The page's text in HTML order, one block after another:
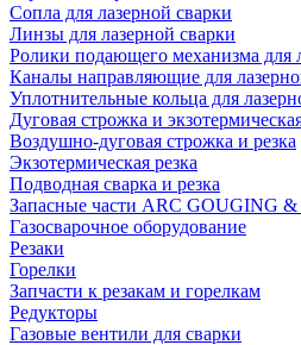
Сопла для лазерной сварки
Линзы для лазерной сварки
Ролики подающего механизма для
Каналы направляющие для
Уплотнительные кольца для
Дуговая строжка и
Воздушно-дуговая строжка и резка
Экзотермическая резка
Подводная сварка и резка
Запасные части ARC GOUGING
Газосварочное оборудование
Резаки
Горелки
Запчасти к резакам и горелкам
Редукторы
Газовые вентили для сварки